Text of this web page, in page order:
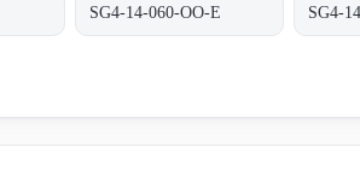
SG4-14-060-OO-E SG4-